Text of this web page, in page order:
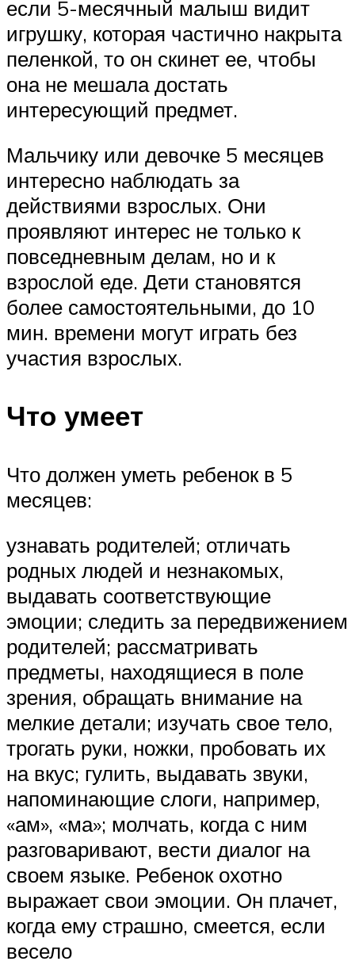
если 5-месячный малыш видит
игрушку, которая частично накрыта
пеленкой, то он скинет ее, чтобы
она не мешала достать
интересующий предмет.
Мальчику или девочке 5 месяцев
интересно наблюдать за
действиями взрослых. Они
проявляют интерес не только к
повседневным делам, но и к
взрослой еде. Дети становятся
более самостоятельными, до 10
мин. времени могут играть без
участия взрослых.
Что умеет
Что должен уметь ребенок в 5
месяцев:
узнавать родителей; отличать
родных людей и незнакомых,
выдавать соответствующие
эмоции; следить за передвижением
родителей; рассматривать
предметы, находящиеся в поле
зрения, обращать внимание на
мелкие детали; изучать свое тело,
трогать руки, ножки, пробовать их
на вкус; гулить, выдавать звуки,
напоминающие слоги, например,
«ам», «ма»; молчать, когда с ним
разговаривают, вести диалог на
своем языке. Ребенок охотно
выражает свои эмоции. Он плачет,
когда ему страшно, смеется, если
весело